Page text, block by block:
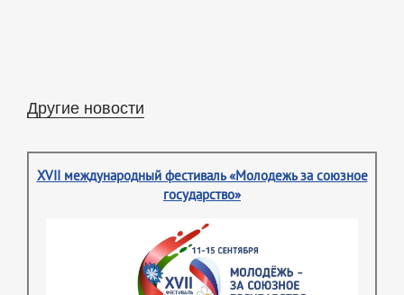
Другие новости
XVII международный фестиваль «Молодежь за союзное
государство»